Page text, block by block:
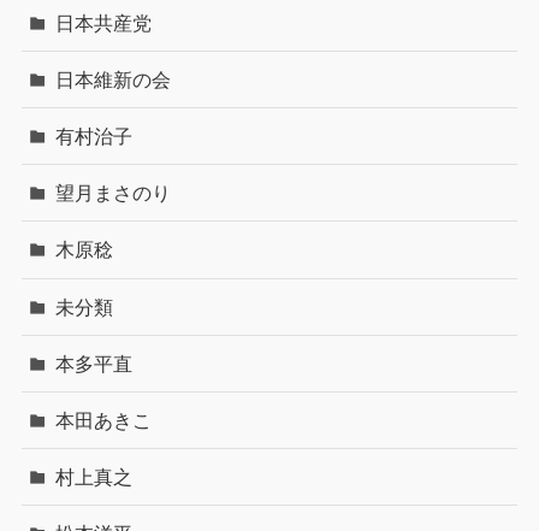
日本共産党
日本維新の会
有村治子
望月まさのり
木原稔
未分類
本多平直
本田あきこ
村上真之